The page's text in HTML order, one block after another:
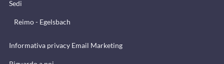
Sedi
Reimo - Egelsbach
Informativa privacy Email Marketing